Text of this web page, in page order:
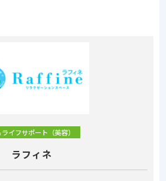
イフサポート（美容）
ラフィネ